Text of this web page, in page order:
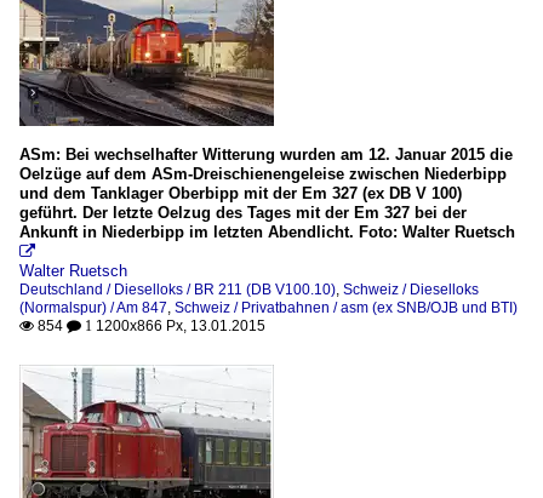
ASm: Bei wechselhafter Witterung wurden am 12. Januar 2015 die
Oelzüge auf dem ASm-Dreischienengeleise zwischen Niederbipp
und dem Tanklager Oberbipp mit der Em 327 (ex DB V 100)
geführt. Der letzte Oelzug des Tages mit der Em 327 bei der
Ankunft in Niederbipp im letzten Abendlicht. Foto: Walter Ruetsch

Walter Ruetsch
Deutschland / Dieselloks / BR 211 (DB V100.10), Schweiz / Dieselloks
(Normalspur) / Am 847, Schweiz / Privatbahnen / asm (ex SNB/OJB und BTI)
 854  1 1200x866 Px, 13.01.2015